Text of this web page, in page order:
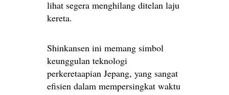
lihat segera menghilang ditelan laju
kereta.
Shinkansen ini memang simbol
keunggulan teknologi
perkeretaapian Jepang, yang sangat
efisien dalam mempersingkat waktu